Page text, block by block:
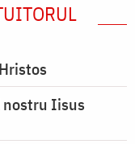
nostru Iisus